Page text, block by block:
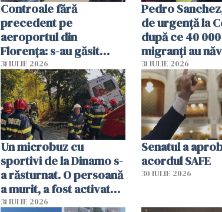
Controale fără
precedent pe
aeroportul din
Florența: s-au găsit
capete de aligator și o
sumă imensă de bani
31 IULIE 2026
Pedro
de urgență la
după ce 40
migranți au
teritoriul
mobiliza toate
resursele"
31 IULIE 2026
Un microbuz cu
sportivi de la Dinamo s-
a răsturnat. O persoană
a murit, a fost activat
planul roșu de
31 IULIE 2026
Senatul a
acordul SAFE
30 IULIE 2026